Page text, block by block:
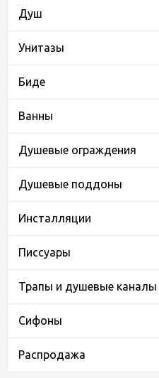
Душ
Унитазы
Биде
Ванны
Душевые ограждения
Душевые поддоны
Инсталляции
Писсуары
Трапы и душевые каналы
Сифоны
Распродажа